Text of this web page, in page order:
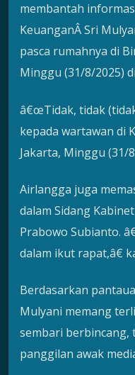
membantah
KeuanganÂ Sri
pasca rumahnya di
Minggu (31/8/2025)
â€œTidak, tidak
kepada wartawan di
Jakarta, Minggu (31/
Airlangga juga
dalam Sidang
Prabowo Subianto.
dalam ikut rapat,â€
Berdasarkan
Mulyani memang
sembari berbincang,
panggilan awak